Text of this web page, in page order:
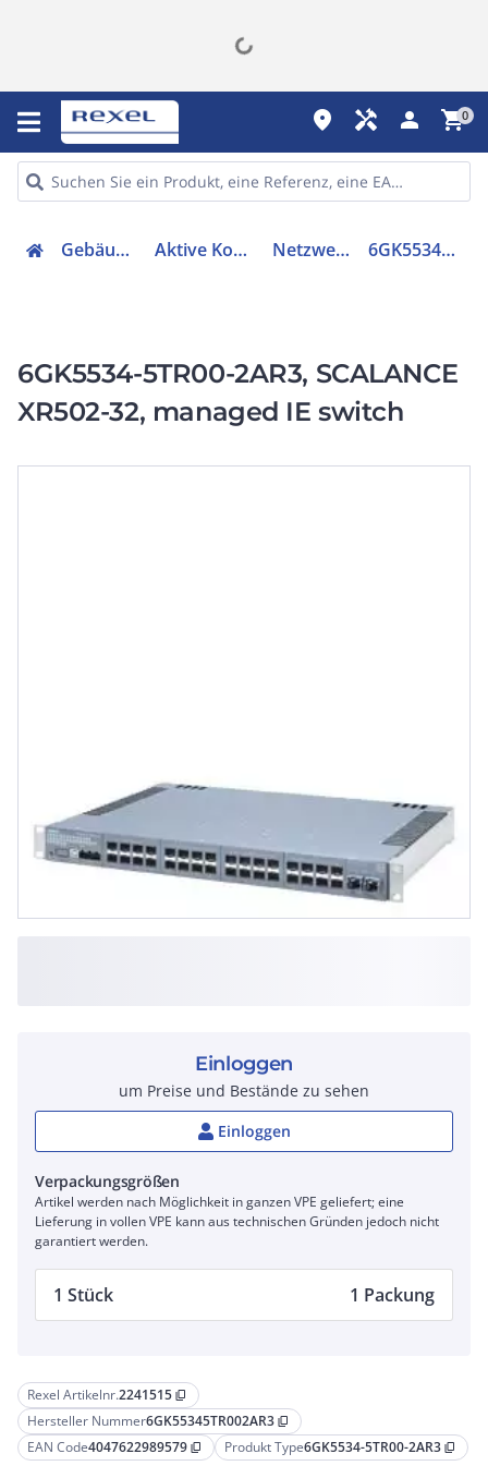
place handyman person shopping_cart0
Gebäudetechnik Aktive Komponenten Netzwerk Switch 6GK55345TR002AR3
6GK5534-5TR00-2AR3, SCALANCE
XR502-32, managed IE switch
Rexel Artikelnr.2241515 content_copy
Hersteller Nummer6GK55345TR002AR3 content_copy
EAN Code4047622989579 content_copy Produkt Type6GK5534-5TR00-2AR3 content_copy
Einloggen
um Preise und Bestände zu sehen
Einloggen
Verpackungsgrößen
Artikel werden nach Möglichkeit in ganzen VPE geliefert; eine
Lieferung in vollen VPE kann aus technischen Gründen jedoch nicht
garantiert werden.
1 Stück 1 Packung